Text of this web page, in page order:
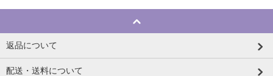
返品について
配送・送料について